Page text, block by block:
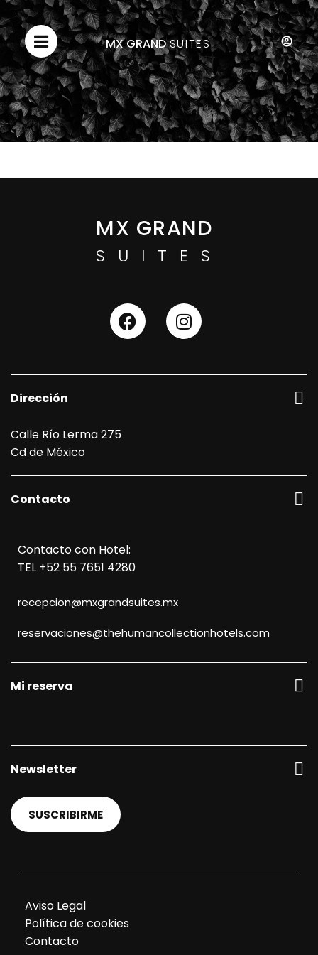
MX GRAND SUITES
MX GRAND
SUITES
Dirección
Calle Río Lerma 275
Cd de México
Contacto
Contacto con Hotel:
TEL +52 55 7651 4280
recepcion@mxgrandsuites.mx
reservaciones@thehumancollectionhotels.com
Mi reserva
Newsletter
SUSCRIBIRME
Aviso Legal
Política de cookies
Contacto